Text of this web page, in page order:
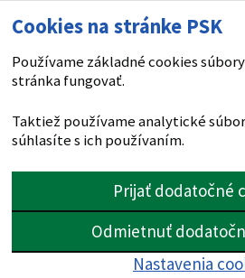
Cookies na stránke PSK
Používame základné cookies
stránka fungovať.
Taktiež používame analytické
súhlasíte s ich používaním.
Prijať dodatočné
Odmietnuť
Nastavenia